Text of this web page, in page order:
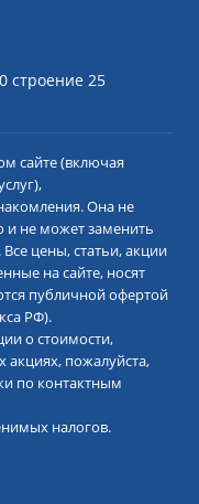
строение 25
сайте (включая
Она не
и не может заменить
цены, статьи, акции
на сайте, носят
публичной офертой
РФ).
о стоимости,
акциях, пожалуйста,
по контактным
налогов.